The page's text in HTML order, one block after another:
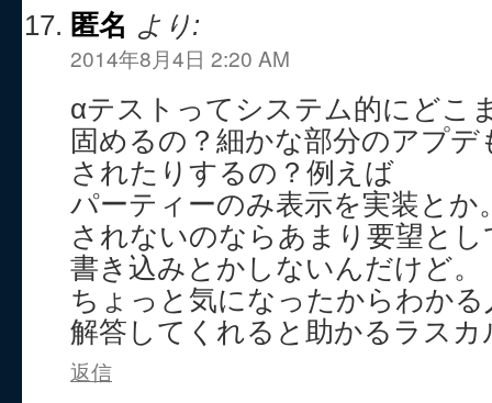
匿名 より:
2014年8月4日 2:20 AM
αテストってシステム的にどこ
固めるの？細かな部分のアプデ
されたりするの？例えば
パーティーのみ表示を実装とか
されないのならあまり要望とし
書き込みとかしないんだけど。
ちょっと気になったからわかる
解答してくれると助かるラスカ
返信